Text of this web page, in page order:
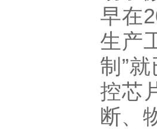
早在
生产
制”
控芯
断、